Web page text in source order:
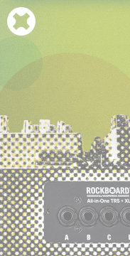
Cookie-Einstellungen